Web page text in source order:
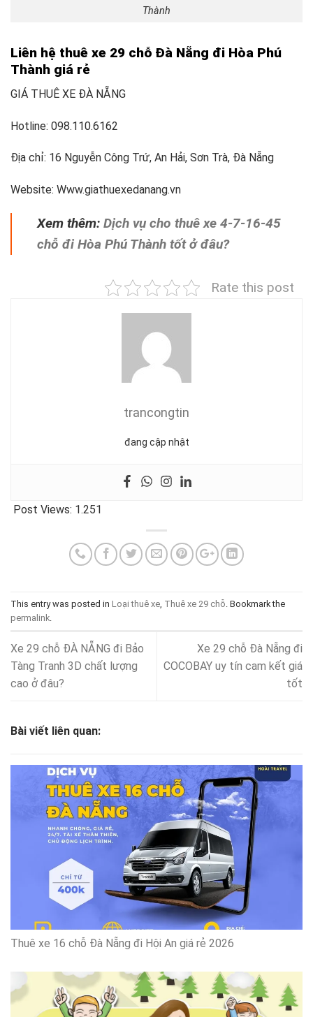
Thành
Liên hệ thuê xe 29 chỗ Đà Nẵng đi Hòa Phú
Thành giá rẻ
GIÁ THUÊ XE ĐÀ NẴNG
Hotline: 098.110.6162
Địa chỉ: 16 Nguyễn Công Trứ, An Hải, Sơn Trà, Đà Nẵng
Website: Www.giathuexedanang.vn
Xem thêm: Dịch vụ cho thuê xe 4-7-16-45
chỗ đi Hòa Phú Thành tốt ở đâu?
Rate this post
trancongtin
đang cập nhật
Post Views: 1.251
This entry was posted in Loại thuê xe Thuê xe 29 chỗ . Bookmark the
permalink
Xe 29 chỗ ĐÀ NẴNG đi Bảo
Tàng Tranh 3D chất lượng
cao ở đâu?
Xe 29 chỗ Đà Nẵng đi
COCOBAY uy tín cam kết giá
tốt
Bài viết liên quan:
Thuê xe 16 chỗ Đà Nẵng đi Hội An giá rẻ 2026